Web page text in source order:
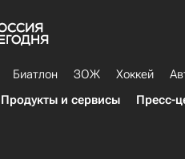
Биатлон ЗОЖ Хоккей
Продукты и сервисы Пресс-